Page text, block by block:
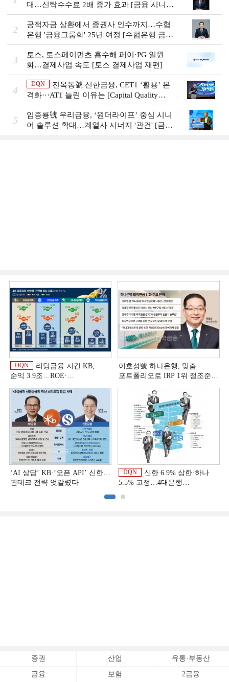
대…신탁수수료 2배 증가 효과 [금융 시니어
비즈니스 돋보기]
2
공적자금 상환에서 증권사 인수까지…수협
은행 '금융그룹화' 25년 여정 [수협은행 금융
그룹의 꿈①]
3
토스, 토스페이먼츠 흡수해 페이·PG 일원
화…결제사업 속도 [토스 결제사업 재편]
4
DQN
진옥동號 신한금융, CET1 ‘활용’ 본
격화···AT1 늘린 이유는 [Capital Quality
Review]
5
임종룡號 우리금융, ‘원더라이프’ 중심 시니
어 솔루션 확대…계열사 시너지 '관건' [금융
DQN
리딩금융 지킨 KB,
순익 3.9조…ROE·
상반기 금융 리그테이블]
이호성號 하나은행, 맞춤
포트폴리오로 IRP 1위 정조준
‘AI 상담’ KB·‘오픈 API’ 신한…
핀테크 전략 엇갈렸다
DQN
신한 6.9% 상한·하나
5.5% 고정…4대은행
증권 산업 유통·부동산
금융 보험 2금융